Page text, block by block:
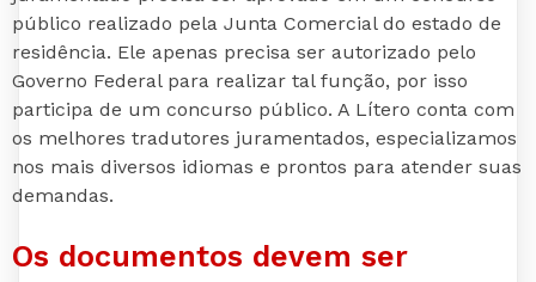
público realizado pela Junta Comercial do estado de
residência. Ele apenas precisa ser autorizado pelo
Governo Federal para realizar tal função, por isso
participa de um concurso público. A Lítero conta com
os melhores tradutores juramentados, especializamos
nos mais diversos idiomas e prontos para atender suas
demandas.
Os documentos devem ser